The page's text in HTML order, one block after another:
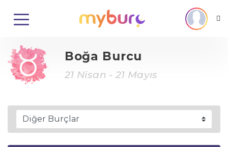
Boğa Burcu
21 Nisan - 21 Mayıs